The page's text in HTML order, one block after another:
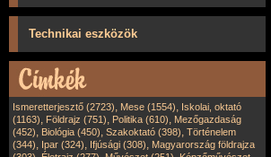
Technikai eszközök
Ismeretterjesztő (2723), Mese (1554), Iskolai, oktató
(1163), Földrajz (751), Politika (610), Mezőgazdaság
(452), Biológia (450), Szakoktató (398), Történelem
(344), Ipar (324), Ifjúsági (308), Magyarország földrajza